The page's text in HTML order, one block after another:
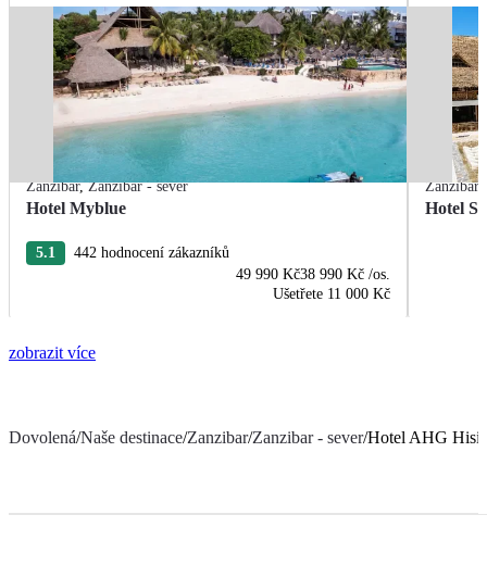
Zanzibar,Zanzibar - sever
Hotel Myblue
5.1
442 hodnocení zákazníků
49 990 Kč38 990 Kč /os.
Ušetřete 11 000 Kč
Zanzibar
Hotel
zobrazit více
Dovolená/Naše destinace/Zanzibar/Zanzibar - sever/Hotel AHG